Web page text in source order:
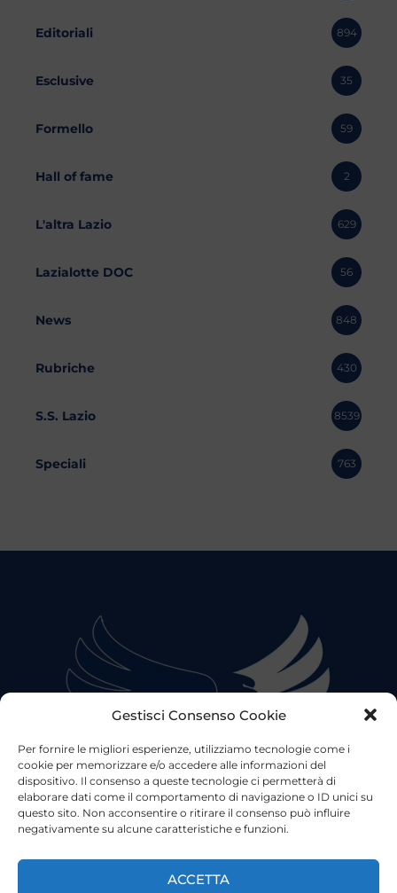
Gestisci Consenso Cookie
Per fornire le migliori esperienze, utilizziamo tecnologie come i
cookie per memorizzare e/o accedere alle informazioni del
dispositivo. Il consenso a queste tecnologie ci permetterà di
elaborare dati come il comportamento di navigazione o ID unici su
questo sito. Non acconsentire o ritirare il consenso può influire
negativamente su alcune caratteristiche e funzioni.
ACCETTA
Editoriali 894
Esclusive 35
Formello 59
Hall of fame 2
L'altra Lazio 629
Lazialotte DOC 56
News 848
Rubriche 430
S.S. Lazio 8539
Speciali 763
©2023 Tutti i diritti riservatiLazio Live TV